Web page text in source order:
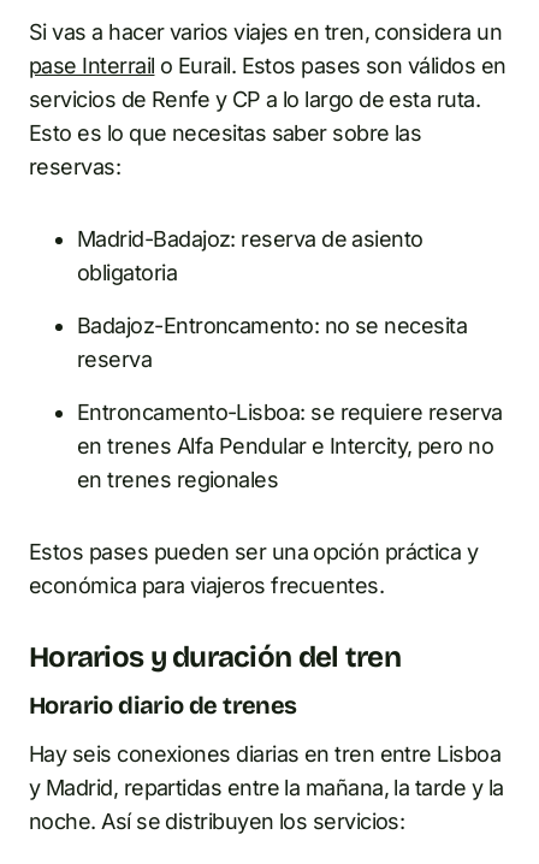
Si vas a hacer varios viajes en tren, considera un
pase Interrail o Eurail. Estos pases son válidos en
servicios de Renfe y CP a lo largo de esta ruta.
Esto es lo que necesitas saber sobre las
reservas:
Madrid-Badajoz: reserva de asiento
obligatoria
Badajoz-Entroncamento: no se necesita
reserva
Entroncamento-Lisboa: se requiere reserva
en trenes Alfa Pendular e Intercity, pero no
en trenes regionales
Estos pases pueden ser una opción práctica y
económica para viajeros frecuentes.
Horarios y duración del tren
Horario diario de trenes
Hay seis conexiones diarias en tren entre Lisboa
y Madrid, repartidas entre la mañana, la tarde y la
noche. Así se distribuyen los servicios: